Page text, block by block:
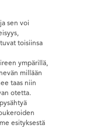
sen voi
toisiinsa
ympärillä,
millään
taas niin
otetta.
esityksestä